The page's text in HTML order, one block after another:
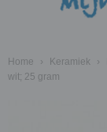
Home › Keramiek ›
wit; 25 gram